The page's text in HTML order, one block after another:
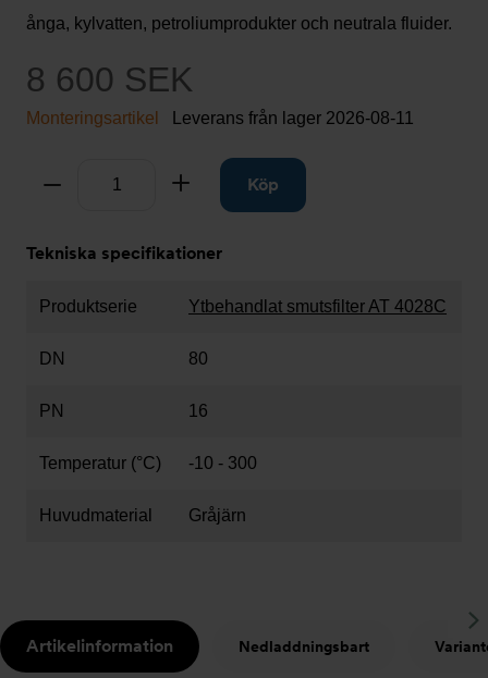
ånga, kylvatten, petroliumprodukter och neutrala fluider.
8 600 SEK
Monteringsartikel Leverans från lager 2026-08-11
Ta bort Lägg tillKöp
Tekniska specifikationer
Produktserie Ytbehandlat smutsfilter AT 4028C
DN 80
PN 16
Temperatur (°C) -10 - 300
Huvudmaterial Gråjärn
Artikelinformation Nedladdningsbart